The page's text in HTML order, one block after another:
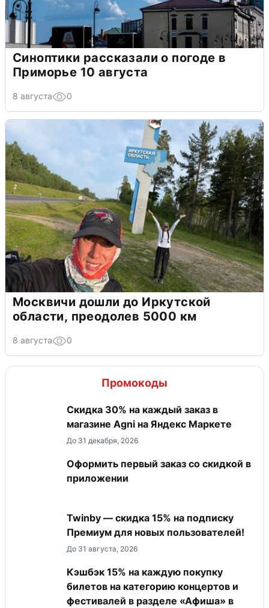
Синоптики рассказали о погоде в
Приморье 10 августа
8 августа 0
Москвичи дошли до Иркутской
области, преодолев 5000 км
8 августа 0
Промокоды
Скидка 30% на каждый заказ в
магазине Agni на Яндекс Маркете
До 31 декабря, 2026
Оформить первый заказ со скидкой в
приложении
Twinby — скидка 15% на подписку
Премиум для новых пользователей!
До 31 августа, 2026
Кэшбэк 15% на каждую покупку
билетов на категорию концертов и
фестивалей в разделе «Афиша» в